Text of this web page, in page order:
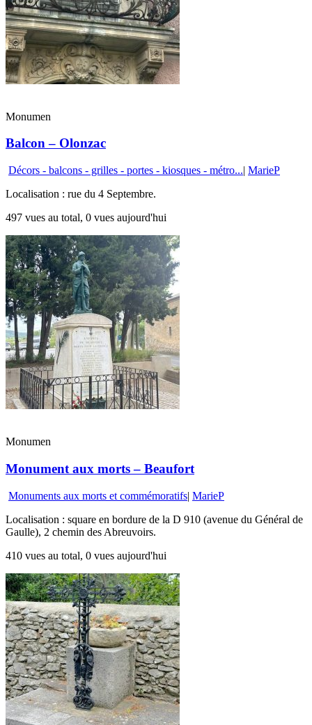
Monumen
Balcon – Olonzac
Décors - balcons - grilles - portes - kiosques - métro...| MarieP
Localisation : rue du 4 Septembre.
497 vues au total, 0 vues aujourd'hui
Monumen
Monument aux morts – Beaufort
Monuments aux morts et commémoratifs| MarieP
Localisation : square en bordure de la D 910 (avenue du Général de
Gaulle), 2 chemin des Abreuvoirs.
410 vues au total, 0 vues aujourd'hui